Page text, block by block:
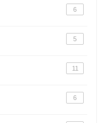
6
5
11
6